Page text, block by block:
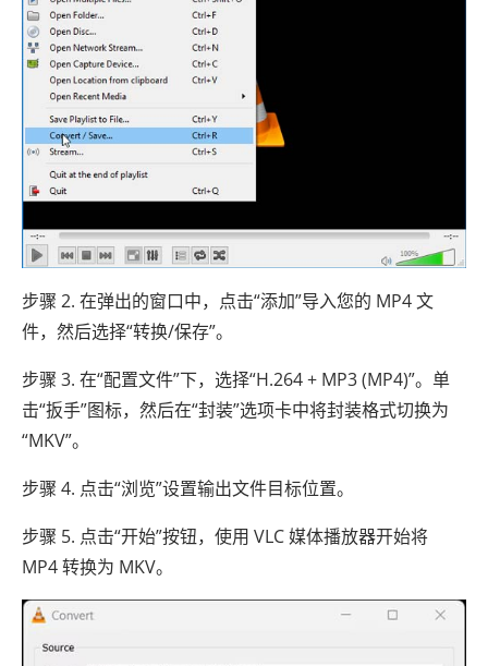
步骤 2. 在弹出的窗口中，点击“添加”导入您的 MP4 文
件，然后选择“转换/保存”。
步骤 3. 在“配置文件”下，选择“H.264 + MP3 (MP4)”。单
击“扳手”图标，然后在“封装”选项卡中将封装格式切换为
“MKV”。
步骤 4. 点击“浏览”设置输出文件目标位置。
步骤 5. 点击“开始”按钮，使用 VLC 媒体播放器开始将
MP4 转换为 MKV。